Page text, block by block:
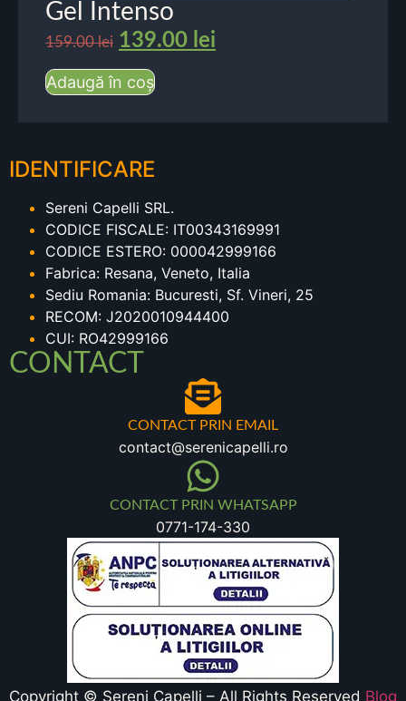
Gel Intenso
159.00lei 139.00 lei
Adaugă în coș
IDENTIFICARE
Sereni Capelli SRL.
CODICE FISCALE: IT00343169991
CODICE ESTERO: 000042999166
Fabrica: Resana, Veneto, Italia
Sediu Romania: Bucuresti, Sf. Vineri, 25
RECOM: J2020010944400
CUI: RO42999166
CONTACT
CONTACT PRIN EMAIL
contact@serenicapelli.ro
CONTACT PRIN WHATSAPP
0771-174-330
Copyright © Sereni Capelli – All Rights Reserved Blog